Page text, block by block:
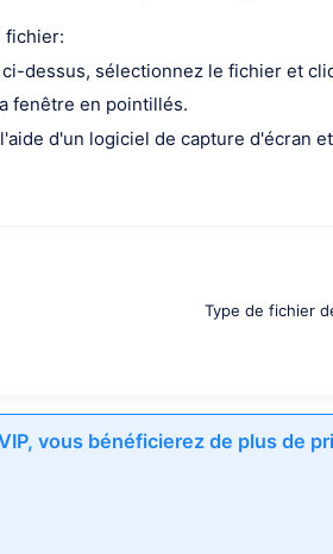
fichier:
dessus, sélectionnez le fichier et
fenêtre en pointillés.
d'un logiciel de capture d'écran
Type de fichier
vous bénéficierez de plus de